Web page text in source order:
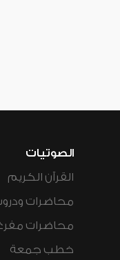
الصوتيات
القرآن الكريم
محاضرات
محاضرات
خطب جمعة